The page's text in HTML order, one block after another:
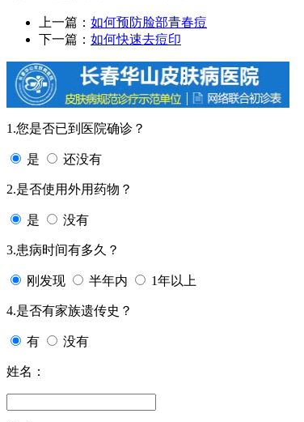
上一篇： 如何预防脸部青春痘
下一篇： 如何快速去痘印
1.您是否已到医院确诊？
是 还没有
2.是否使用外用药物？
是 没有
3.患病时间有多久？
刚发现 半年内 1年以上
4.是否有家族遗传史？
有 没有
姓名：